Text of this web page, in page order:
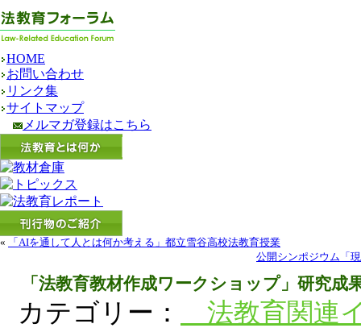
HOME
お問い合わせ
リンク集
サイトマップ
メルマガ登録はこちら
« 「AIを通して人とは何か考える」都立雪谷高校法教育授業
公開シンポジウム「
「法教育教材作成ワークショップ」研究成
カテゴリー：
法教育関連